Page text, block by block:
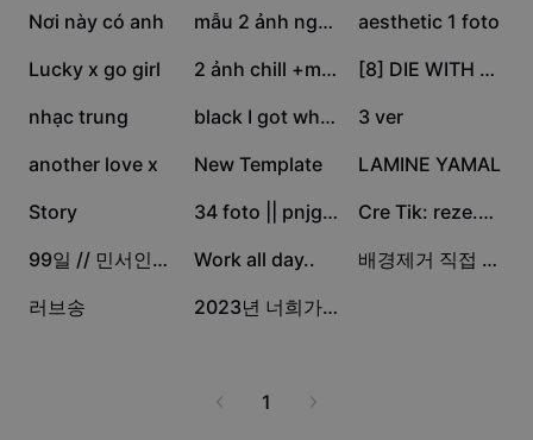
자동 캡션
캡션 템플릿
산업 템플릿
요약 템플릿
고객 지원 센터
CapCut 서비스 약관 정보
Dreamina Seedance 2.0 Launch
29만
Nơi này có anh 23.9만 mẫu 2 ảnh ngang 6.1만
aesthetic 1 foto
3.8만
Lucky x go girl 3.2만 2 ảnh chill +màu 2.5만 [8] DIE WITH A SMILE
1.7만
nhạc trung 1.5만 black I got white 1.3만
3 ver
7천
another love x 3.1천
New Template 2.2천
LAMINE YAMAL
1.8천
Story 1.1천 34 foto || pnjga hti 969 Cre Tik: reze.0610
523 99일 // 민서인데님 음원, 참고 511
Work all day.. 50 배경제거 직접 해야해요 (재업)
36
러브송 29 2023년 너희가 있어서 행복했어!
1